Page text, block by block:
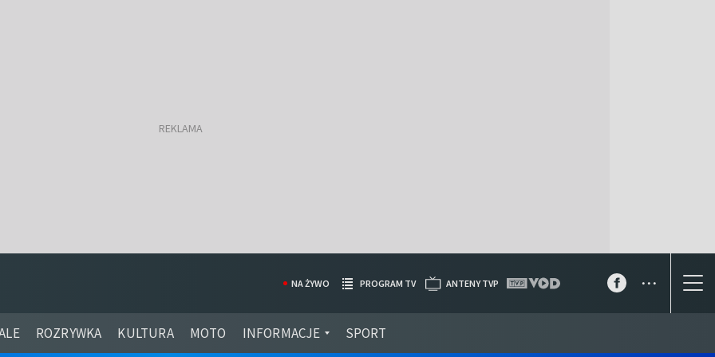
ROZRYWKA KULTURA MOTO INFORMACJE SPORT
NA ŻYWO PROGRAM TV ANTENY TVP ...